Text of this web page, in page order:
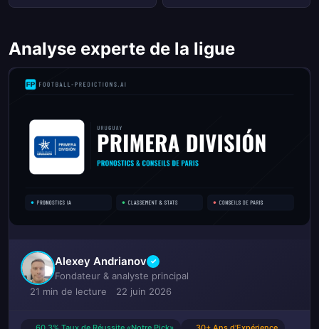
Analyse experte de la ligue
Alexey Andrianov ✓
Fondateur & analyste principal
21 min de lecture
22 juin 2026